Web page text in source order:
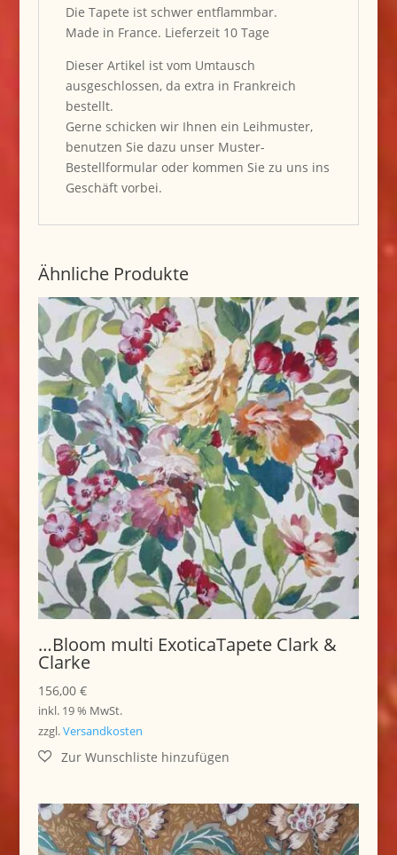
Die Tapete ist schwer entflammbar.
Made in France. Lieferzeit 10 Tage
Dieser Artikel ist vom Umtausch
ausgeschlossen, da extra in Frankreich
bestellt.
Gerne schicken wir Ihnen ein Leihmuster,
benutzen Sie dazu unser Muster-
Bestellformular oder kommen Sie zu uns ins
Geschäft vorbei.
Ähnliche Produkte
…Bloom multi ExoticaTapete Clark &
Clarke
156,00 €
inkl. 19 % MwSt.
zzgl.Versandkosten